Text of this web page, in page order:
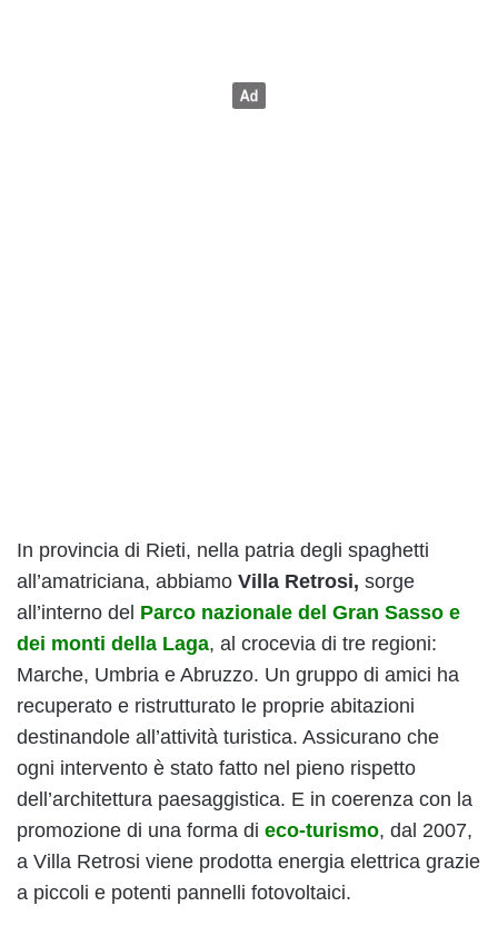
In provincia di Rieti, nella patria degli spaghetti
all’amatriciana, abbiamo Villa Retrosi, sorge
all’interno del Parco nazionale del Gran Sasso e
dei monti della Laga, al crocevia di tre regioni:
Marche, Umbria e Abruzzo. Un gruppo di amici ha
recuperato e ristrutturato le proprie abitazioni
destinandole all’attività turistica. Assicurano che
ogni intervento è stato fatto nel pieno rispetto
dell’architettura paesaggistica. E in coerenza con la
promozione di una forma di eco-turismo, dal 2007,
a Villa Retrosi viene prodotta energia elettrica grazie
a piccoli e potenti pannelli fotovoltaici.